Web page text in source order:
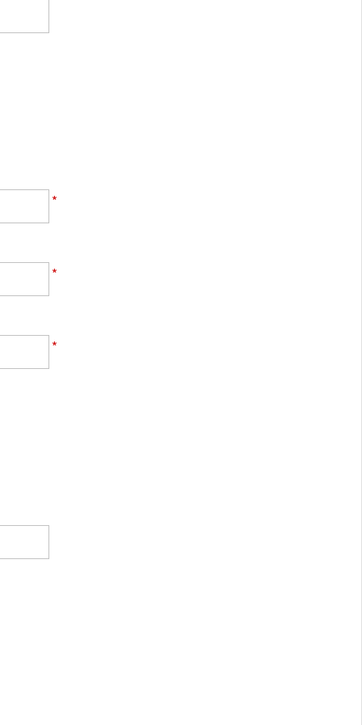
*
*
*